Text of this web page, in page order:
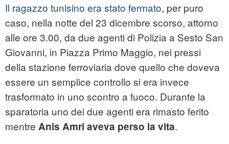
Il ragazzo tunisino era stato fermato, per puro
caso, nella notte del 23 dicembre scorso, attorno
alle ore 3.00, da due agenti di Polizia a Sesto San
Giovanni, in Piazza Primo Maggio, nei pressi
della stazione ferroviaria dove quello che doveva
essere un semplice controllo si era invece
trasformato in uno scontro a fuoco. Durante la
sparatoria uno dei due agenti era rimasto ferito
mentre Anis Amri aveva perso la vita.